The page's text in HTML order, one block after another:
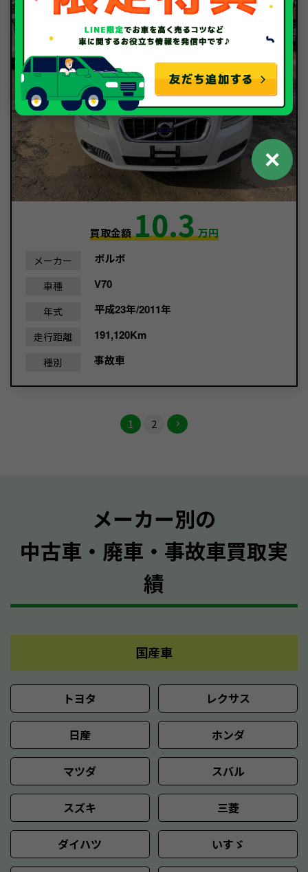
買取金額10.3万円
メーカー ボルボ
車種 V70
年式 平成23年/2011年
走行距離 191,120Km
種別 事故車
1 2
メーカー別の
中古車・廃車・事故車買取実
績
国産車
トヨタ レクサス
日産 ホンダ
マツダ スバル
スズキ 三菱
ダイハツ いすゞ
✕